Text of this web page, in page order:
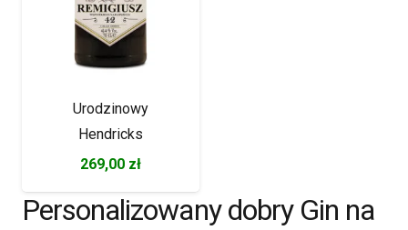
Urodzinowy
Hendricks
269,00 zł
Personalizowany dobry Gin na